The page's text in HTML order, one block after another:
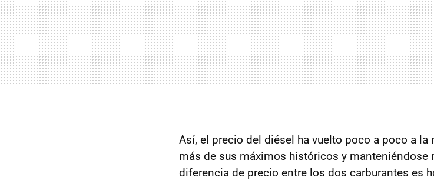
Así, el precio del diésel ha vuelto poco a poco a
más de sus máximos históricos y manteniéndose
diferencia de precio entre los dos carburantes es